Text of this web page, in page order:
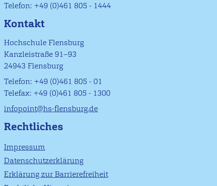
Telefon: +49 (0)461 805 - 1444
Kontakt
Hochschule Flensburg
Kanzleistraße 91–93
24943 Flensburg
Telefon: +49 (0)461 805 - 01
Telefax: +49 (0)461 805 - 1300
infopoint@hs-flensburg.de
Rechtliches
Impressum
Datenschutzerklärung
Erklärung zur Barrierefreiheit